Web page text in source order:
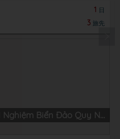
1 日
3 旅先
Tour Kỳ Co – Eo Gió: Trải Nghiệm Biển Đảo Quy Nhơn Hùng Vĩ